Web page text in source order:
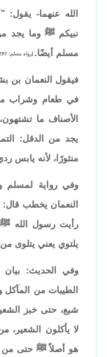
الله عنهما-
نبيكم ﷺ وما يجد
مسلم أيضًا. [رواه مسلم: 297، والترمذي: 2977].
فيقول النعمان بن
في طعام وشراب
الأصناف ما
يجد من الدقل:
منثورًا، لأنه يابس
وفي رواية
النعمان يخطب
رأيت رسول الله ﷺ
يلتوي يعني يتلوى
وفي الحديث:
الطيبات من
شبع، حتى خبز
لا يأكلون الشعير،
هو أصلاً ﷺ حتى من